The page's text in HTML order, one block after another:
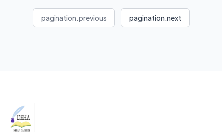
pagination.previous pagination.next